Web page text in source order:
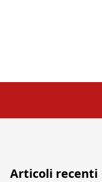
Articoli recenti